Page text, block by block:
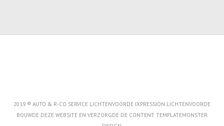
2019 ® AUTO & R-CO SERVICE LICHTENVOORDE IXPRESSION LICHTENVOORDE
BOUWDE DEZE WEBSITE EN VERZORGDE DE CONTENT TEMPLATEMONSTER